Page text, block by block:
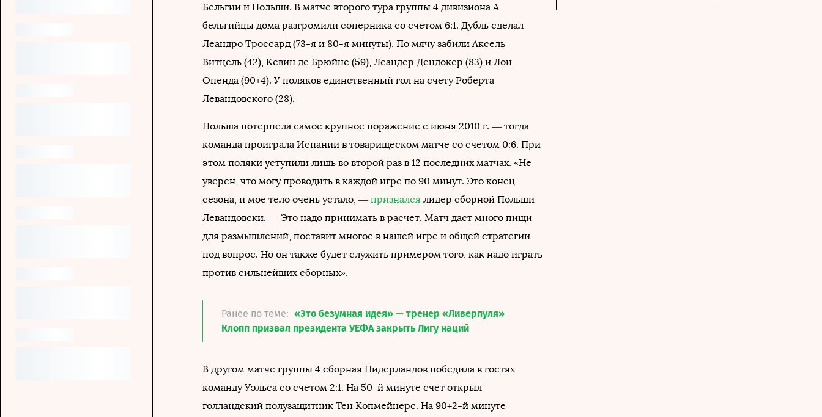
Бельгии и Польши. В матче второго тура группы 4 дивизиона А
бельгийцы дома разгромили соперника со счетом 6:1. Дубль сделал
Леандро Троссард (73-я и 80-я минуты). По мячу забили Аксель
Витцель (42), Кевин де Брюйне (59), Леандер Дендокер (83) и Лои
Опенда (90+4). У поляков единственный гол на счету Роберта
Левандовского (28).
Польша потерпела самое крупное поражение с июня 2010 г. — тогда
команда проиграла Испании в товарищеском матче со счетом 0:6. При
этом поляки уступили лишь во второй раз в 12 последних матчах. «Не
уверен, что могу проводить в каждой игре по 90 минут. Это конец
сезона, и мое тело очень устало, — признался лидер сборной Польши
Левандовски. — Это надо принимать в расчет. Матч даст много пищи
для размышлений, поставит многое в нашей игре и общей стратегии
под вопрос. Но он также будет служить примером того, как надо играть
против сильнейших сборных».
Ранее по теме: «Это безумная идея» — тренер «Ливерпуля»
Клопп призвал президента УЕФА закрыть Лигу наций
В другом матче группы 4 сборная Нидерландов победила в гостях
команду Уэльса со счетом 2:1. На 50-й минуте счет открыл
голландский полузащитник Тен Копмейнерс. На 90+2-й минуте